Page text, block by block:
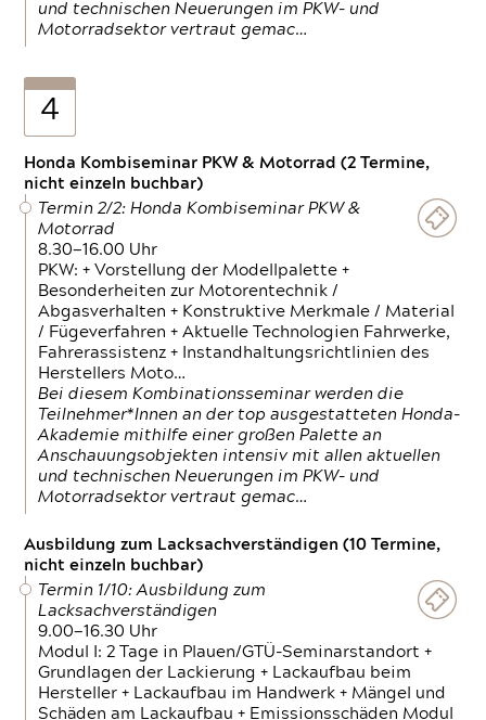
und technischen Neuerungen im PKW- und
Motorradsektor vertraut gemac…
4
Honda Kombiseminar PKW & Motorrad (2 Termine,
nicht einzeln buchbar)
Termin 2/2: Honda Kombiseminar PKW &
Motorrad
8.30—16.00 Uhr
PKW: + Vorstellung der Modellpalette +
Besonderheiten zur Motorentechnik /
Abgasverhalten + Konstruktive Merkmale / Material
/ Fügeverfahren + Aktuelle Technologien Fahrwerke,
Fahrerassistenz + Instandhaltungsrichtlinien des
Herstellers Moto…
Bei diesem Kombinationsseminar werden die
Teilnehmer*Innen an der top ausgestatteten Honda-
Akademie mithilfe einer großen Palette an
Anschauungsobjekten intensiv mit allen aktuellen
und technischen Neuerungen im PKW- und
Motorradsektor vertraut gemac…
Ausbildung zum Lacksachverständigen (10 Termine,
nicht einzeln buchbar)
Termin 1/10: Ausbildung zum
Lacksachverständigen
9.00—16.30 Uhr
Modul I: 2 Tage in Plauen/GTÜ-Seminarstandort +
Grundlagen der Lackierung + Lackaufbau beim
Hersteller + Lackaufbau im Handwerk + Mängel und
Schäden am Lackaufbau + Emissionsschäden Modul